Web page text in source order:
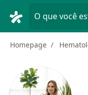
O que você
Homepage